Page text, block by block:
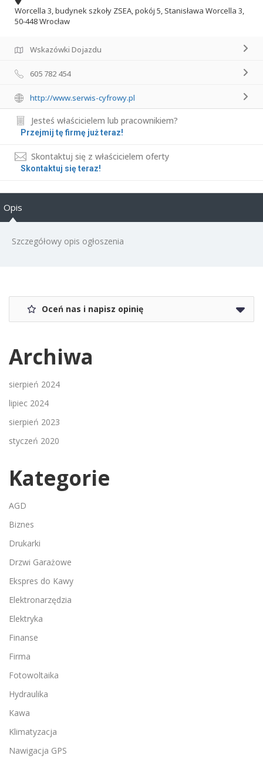
Worcella 3, budynek szkoły ZSEA, pokój 5, Stanisława Worcella 3,
50-448 Wrocław
Wskazówki Dojazdu
605 782 454
http://www.serwis-cyfrowy.pl
Jesteś właścicielem lub pracownikiem?
Przejmij tę firmę już teraz!
Skontaktuj się z właścicielem oferty
Skontaktuj się teraz!
Opis
Szczegółowy opis ogłoszenia
Oceń nas i napisz opinię
Archiwa
sierpień 2024
lipiec 2024
sierpień 2023
styczeń 2020
Kategorie
AGD
Biznes
Drukarki
Drzwi Garażowe
Ekspres do Kawy
Elektronarzędzia
Elektryka
Finanse
Firma
Fotowoltaika
Hydraulika
Kawa
Klimatyzacja
Nawigacja GPS